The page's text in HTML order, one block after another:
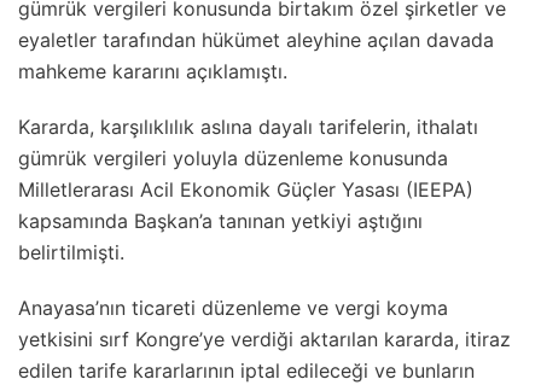
gümrük vergileri konusunda birtakım özel şirketler ve
eyaletler tarafından hükümet aleyhine açılan davada
mahkeme kararını açıklamıştı.
Kararda, karşılıklılık aslına dayalı tarifelerin, ithalatı
gümrük vergileri yoluyla düzenleme konusunda
Milletlerarası Acil Ekonomik Güçler Yasası (IEEPA)
kapsamında Başkan’a tanınan yetkiyi aştığını
belirtilmişti.
Anayasa’nın ticareti düzenleme ve vergi koyma
yetkisini sırf Kongre’ye verdiği aktarılan kararda, itiraz
edilen tarife kararlarının iptal edileceği ve bunların